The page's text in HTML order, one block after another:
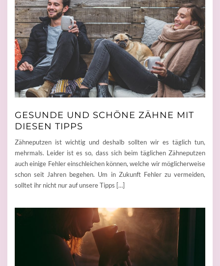
GESUNDE UND SCHÖNE ZÄHNE MIT
DIESEN TIPPS
Zähneputzen ist wichtig und deshalb sollten wir es täglich tun,
mehrmals. Leider ist es so, dass sich beim täglichen Zähneputzen
auch einige Fehler einschleichen können, welche wir möglicherweise
schon seit Jahren begehen. Um in Zukunft Fehler zu vermeiden,
solltet ihr nicht nur auf unsere Tipps […]